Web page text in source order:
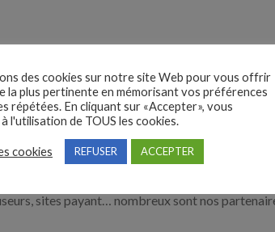
par exemple un tractoriste, un arboriculteur
sur le bouton ci-dessous.
Nos solutions entreprises
sites payant… nombreux sont nos
des cookies sur notre site Web pour vous offrir
la plus pertinente en mémorisant vos préférences
répétées. En cliquant sur «Accepter», vous
l'utilisation de TOUS les cookies.
cookies REFUSER ACCEPTER